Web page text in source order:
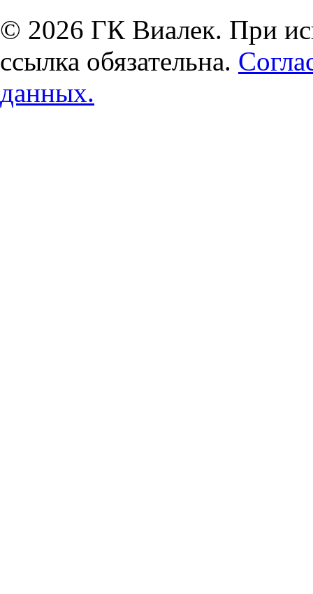
© 2026 ГК Виалек. При
ссылка обязательна.
данных.